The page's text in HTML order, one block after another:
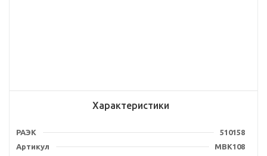
Характеристики
РАЭК
510158
Артикул
MBK108